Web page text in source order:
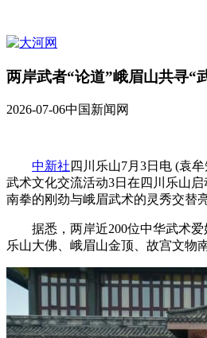
两岸武者“论道”峨眉山共寻“
2026-07-06中国新闻网
中新社 四川乐山7月3日电 (袁
武术文化交流活动3日在四川乐山启
南拳的刚劲与峨眉武术的灵秀交替亮
据悉，两岸近200位中华武术爱
乐山大佛、峨眉山金顶、故宫文物